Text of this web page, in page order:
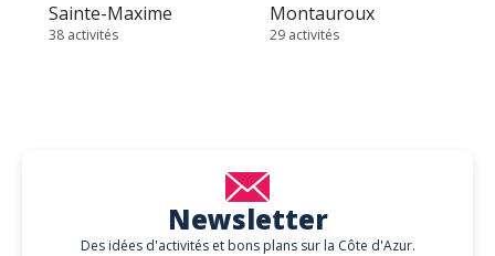
Sainte-Maxime
38 activités
Montauroux
29 activités
Newsletter
Des idées d'activités et bons plans sur la Côte d'Azur.